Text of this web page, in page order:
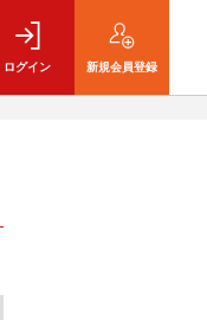
ログイン 新規会員登録